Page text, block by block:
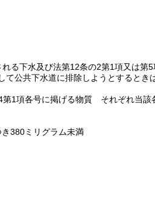
る下水及び法第12条の2第1項又は第
て公共下水道に排除しようとするとき
第1項各号に掲げる物質 それぞれ当該
380ミリグラム未満